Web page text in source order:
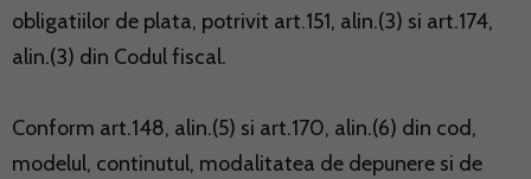
obligatiilor de plata, potrivit art.151, alin.(3) si art.174,
alin.(3) din Codul fiscal.
Conform art.148, alin.(5) si art.170, alin.(6) din cod,
modelul, continutul, modalitatea de depunere si de